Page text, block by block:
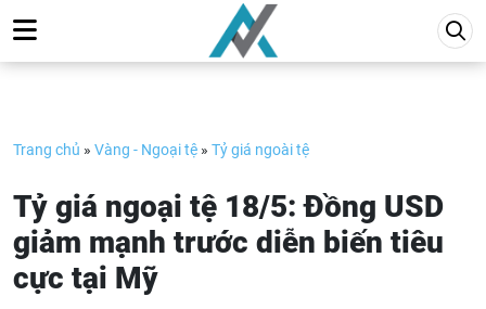
to
content
Trang chủ » Vàng - Ngoại tệ » Tỷ giá ngoài tệ
Tỷ giá ngoại tệ 18/5: Đồng USD
giảm mạnh trước diễn biến tiêu
cực tại Mỹ